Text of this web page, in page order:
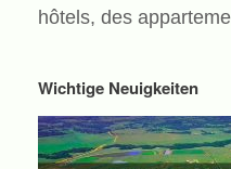
hôtels, des
Wichtige Neuigkeiten